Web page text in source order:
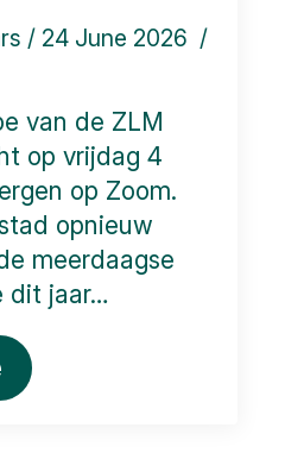
24 June 2026
van de ZLM
op vrijdag 4
op Zoom.
opnieuw
meerdaagse
dit jaar…